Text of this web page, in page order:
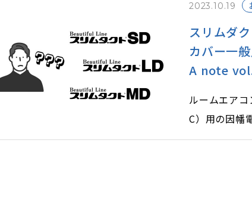
発生現象を
2023.10.19
スリムダ
カバー一
A note
ルームエア
C）用の因幡
ムダクトシ